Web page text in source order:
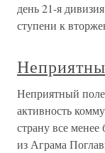
день 21-я
ступени к
Неприятный
активность
страну все менее
из Аграма